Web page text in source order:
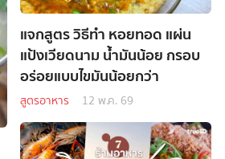
แจกสูตร วิธีทำ หอยทอด แผ่น
แป้งเวียดนาม น้ำมันน้อย กรอบ
อร่อยแบบไขมันน้อยกว่า
สูตรอาหาร 12 พ.ค. 69